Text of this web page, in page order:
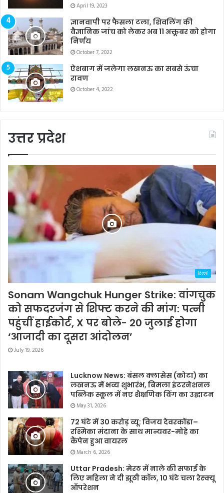
April 19, 2023
ज्ञानवापी पर फैसला टला, शिवलिंग की
वैज्ञानिक जांच को लेकर अब 11 अक्तूबर को होगा
निर्णय
October 7, 2022
ऐशबाग में जलेगा लखनऊ का सबसे ऊंचा
रावण
October 4, 2022
उत्तर प्रदेश
दिल्ली
Sonam Wangchuk Hunger Strike: वांगचुक
को सफदरजंग से शिफ्ट करने की मांग: पत्नी
पहुंचीं हाईकोर्ट, X पर बोले- 20 जुलाई होगा
‘आजादी का दूसरा आंदोलन’
July 19, 2026
Lucknow News: बंसल क्लासेस (कोटा) का
लखनऊ में भव्य शुभारंभ, बिमला इंटरनेशनल
पब्लिक स्कूल में नए शैक्षणिक विंग का उद्घाटन
May 31, 2026
72 घंटे में 30 करोड़ व्यू: विजय देवरकोंडा–
रश्मिका मंदाना के साथ मान्यवर-मोहे का
कैंपेन हुआ वायरल
March 6, 2026
Uttar Pradesh: मेरठ में नाले की सफाई के
लिए महिला ने दी झूठी कॉल, 10 घंटे चला रेस्क्यू
ऑपरेशन